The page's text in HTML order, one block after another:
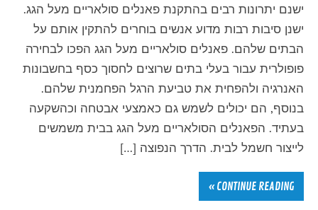
ישנם יתרונות רבים בהתקנת פאנלים סולאריים מעל הגג.
ישנן סיבות רבות מדוע אנשים בוחרים להתקין אותם על
הבתים שלהם. פאנלים סולאריים מעל הגג הפכו לבחירה
פופולרית עבור בעלי בתים שרוצים לחסוך כסף בחשבונות
האנרגיה ולהפחית את טביעת הרגל הפחמנית שלהם.
בנוסף, הם יכולים לשמש גם כאמצעי אבטחה וכהשקעה
בעתיד. הפאנלים הסולאריים מעל הגג בבית משמשים
לייצור חשמל לבית. הדרך הנפוצה […]
CONTINUE READING »